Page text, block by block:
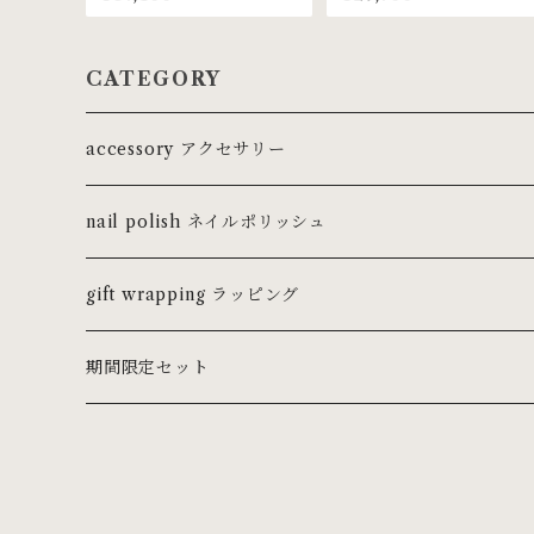
CATEGORY
accessory アクセサリー
ring リング
ピンキーリング
necklace ネックレス・チョーカー
pierce ピアス
nail polish ネイルポリッシュ
gift wrapping ラッピング
期間限定セット